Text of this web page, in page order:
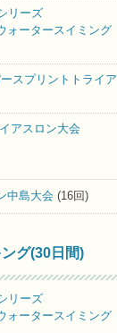
リーズ
ォータースイミング
スプリントトライア
アスロン大会
中島大会 (16回)
グ(30日間)
リーズ
ォータースイミング